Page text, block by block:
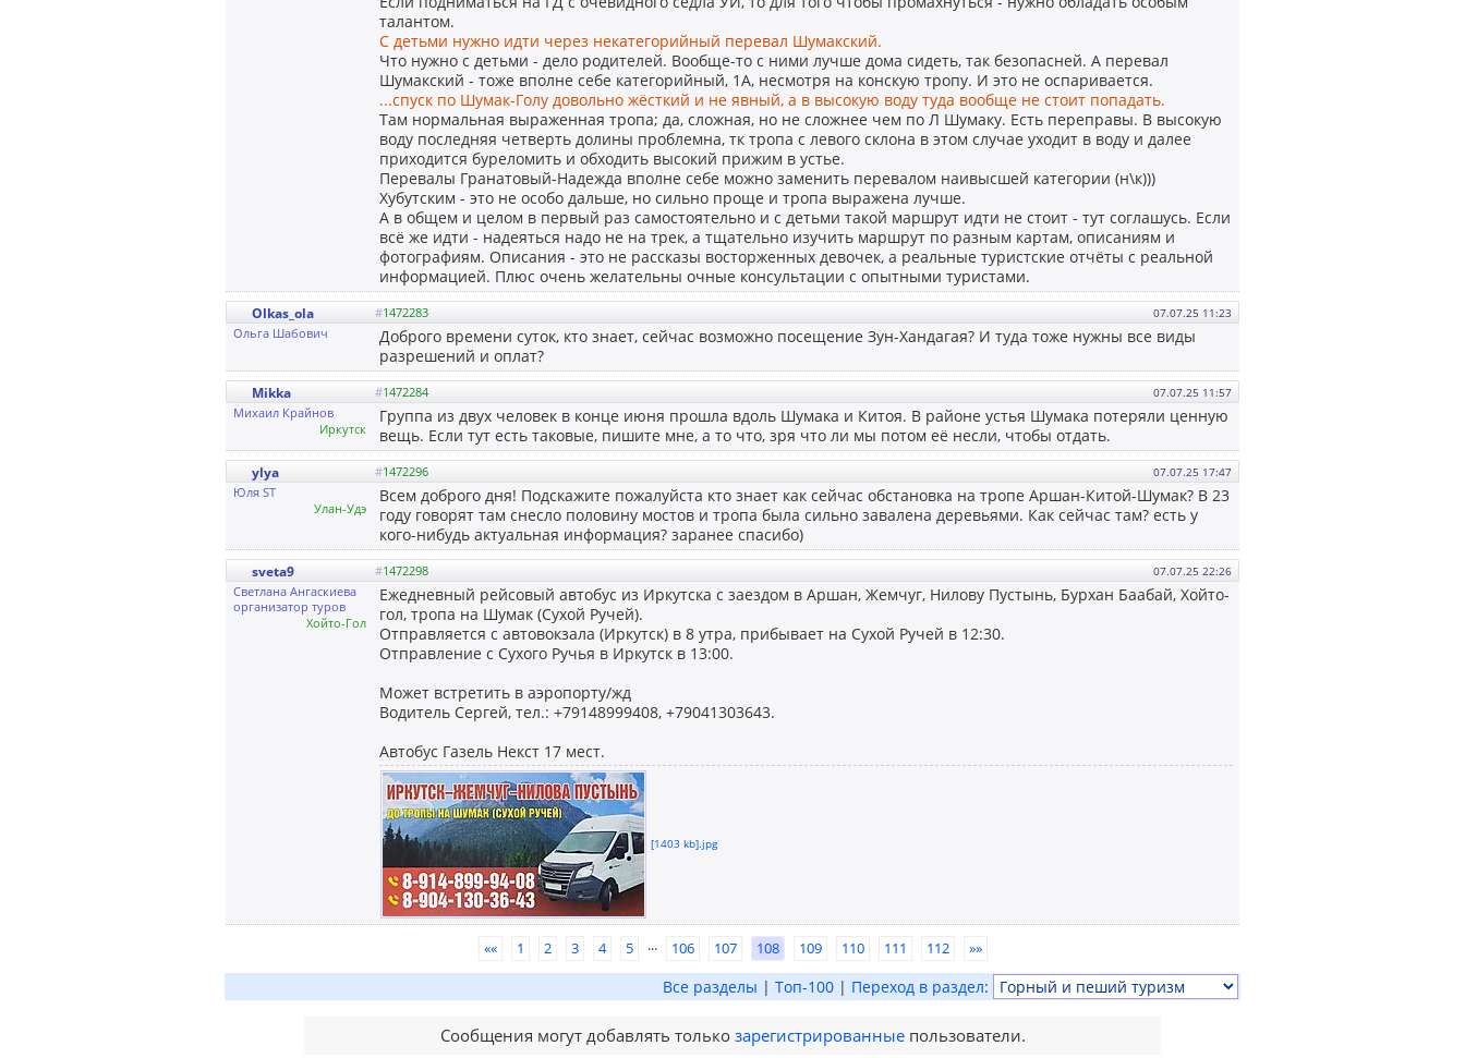
талантом.
С детьми нужно идти через некатегорийный перевал Шумакский.
Что нужно с детьми - дело родителей. Вообще-то с ними лучше дома сидеть, так безопасней. А перевал
Шумакский - тоже вполне себе категорийный, 1А, несмотря на конскую тропу. И это не оспаривается.
...спуск по Шумак-Голу довольно жёсткий и не явный, а в высокую воду туда вообще не стоит попадать.
Там нормальная выраженная тропа; да, сложная, но не сложнее чем по Л Шумаку. Есть переправы. В высокую
воду последняя четверть долины проблемна, тк тропа с левого склона в этом случае уходит в воду и далее
приходится буреломить и обходить высокий прижим в устье.
Перевалы Гранатовый-Надежда вполне себе можно заменить перевалом наивысшей категории (н\к)))
Хубутским - это не особо дальше, но сильно проще и тропа выражена лучше.
А в общем и целом в первый раз самостоятельно и с детьми такой маршрут идти не стоит - тут соглашусь. Если
всё же идти - надеяться надо не на трек, а тщательно изучить маршрут по разным картам, описаниям и
фотографиям. Описания - это не рассказы восторженных девочек, а реальные туристские отчёты с реальной
информацией. Плюс очень желательны очные консультации с опытными туристами.
07.07.25 11:23
Olkas_ola #1472283
Ольга Шабович
Доброго времени суток, кто знает, сейчас возможно посещение Зун-Хандагая? И туда тоже нужны все виды
разрешений и оплат?
07.07.25 11:57
Mikka #1472284
Михаил Крайнов
Иркутск
Группа из двух человек в конце июня прошла вдоль Шумака и Китоя. В районе устья Шумака потеряли ценную
вещь. Если тут есть таковые, пишите мне, а то что, зря что ли мы потом её несли, чтобы отдать.
07.07.25 17:47
ylya #1472296
Юля ST
Улан-Удэ
Всем доброго дня! Подскажите пожалуйста кто знает как сейчас обстановка на тропе Аршан-Китой-Шумак? В 23
году говорят там снесло половину мостов и тропа была сильно завалена деревьями. Как сейчас там? есть у
кого-нибудь актуальная информация? заранее спасибо)
07.07.25 22:26
sveta9 #1472298
Светлана Ангаскиева
организатор туров
Хойто-Гол
Ежедневный рейсовый автобус из Иркутска с заездом в Аршан, Жемчуг, Нилову Пустынь, Бурхан Баабай, Хойто-
гол, тропа на Шумак (Сухой Ручей).
Отправляется с автовокзала (Иркутск) в 8 утра, прибывает на Сухой Ручей в 12:30.
Отправление с Сухого Ручья в Иркутск в 13:00.
Может встретить в аэропорту/жд
Водитель Сергей, тел.: +79148999408, +79041303643.
Автобус Газель Некст 17 мест.
[1403 kb].jpg
«« 1 2 3 4 5 ... 106 107 108 109 110 111 112 »»
Все разделы | Топ-100 | Переход в раздел:
Сообщения могут добавлять только зарегистрированныепользователи.